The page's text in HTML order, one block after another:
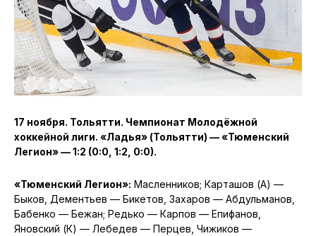
17 ноября. Тольятти. Чемпионат Молодёжной
хоккейной лиги. «Ладья» (Тольятти) — «Тюменский
Легион» — 1:2 (0:0, 1:2, 0:0).
«Тюменский Легион»: Масленников; Карташов (А) —
Быков, Дементьев — Бикетов, Захаров — Абдульманов,
Бабенко — Бежан; Редько — Карпов — Епифанов,
Яновский (К) — Лебедев — Перцев, Чижиков —